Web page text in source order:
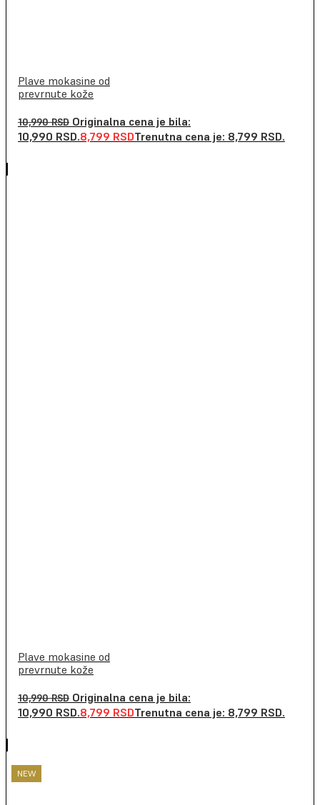
Plave mokasine od
prevrnute kože
10,990RSD Originalna cena je bila:
10,990 RSD.8,799 RSDTrenutna cena je: 8,799 RSD.
Plave mokasine od
prevrnute kože
10,990RSD Originalna cena je bila:
10,990 RSD.8,799 RSDTrenutna cena je: 8,799 RSD.
NEW
NEW
NEW
NEW
NEW
NEW
NEW